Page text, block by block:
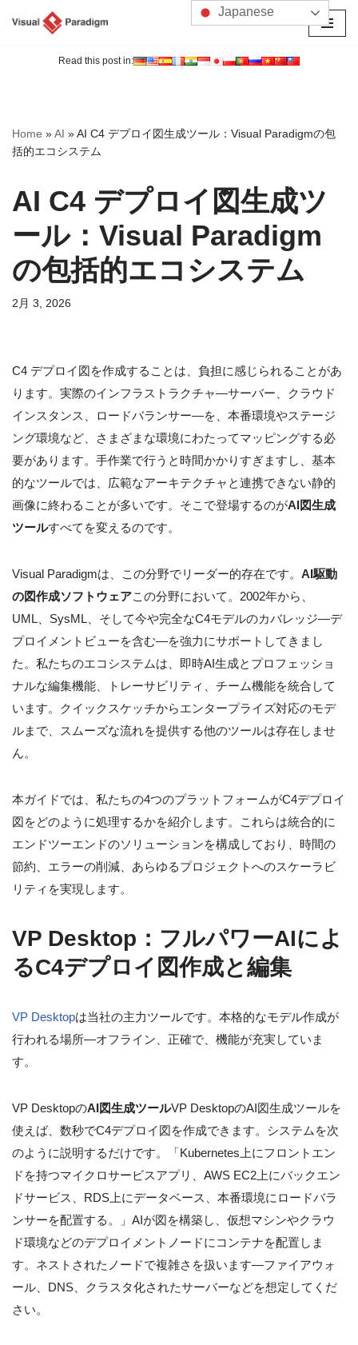
へ
ス
ッ
プ
Read this post in:
Home »AI »AI C4 デプロイ図生成ツール：Visual Paradigmの包
括的エコシステム
AI C4 デプロイ図生成ツ
ール：Visual Paradigm
の包括的エコシステム
2月 3, 2026
C4 デプロイ図を作成することは、負担に感じられることがあ
ります。実際のインフラストラクチャ—サーバー、クラウド
インスタンス、ロードバランサー—を、本番環境やステージ
ング環境など、さまざまな環境にわたってマッピングする必
要があります。手作業で行うと時間かかりすぎますし、基本
的なツールでは、広範なアーキテクチャと連携できない静的
画像に終わることが多いです。そこで登場するのがAI図生成
ツールすべてを変えるのです。
Visual Paradigmは、この分野でリーダー的存在です。 AI駆動
の図作成ソフトウェアこの分野において。2002年から、
UML、SysML、そして今や完全なC4モデルのカバレッジ—デ
プロイメントビューを含む—を強力にサポートしてきまし
た。私たちのエコシステムは、即時AI生成とプロフェッショ
ナルな編集機能、トレーサビリティ、チーム機能を統合して
います。クイックスケッチからエンタープライズ対応のモデ
ルまで、スムーズな流れを提供する他のツールは存在しませ
ん。
本ガイドでは、私たちの4つのプラットフォームがC4デプロイ
図をどのように処理するかを紹介します。これらは統合的に
エンドツーエンドのソリューションを構成しており、時間の
節約、エラーの削減、あらゆるプロジェクトへのスケーラビ
リティを実現します。
VP Desktop：フルパワーAIによ
るC4デプロイ図作成と編集
VP Desktopは当社の主力ツールです。本格的なモデル作成が
行われる場所—オフライン、正確で、機能が充実していま
す。
VP DesktopのAI図生成ツールVP DesktopのAI図生成ツールを
使えば、数秒でC4デプロイ図を作成できます。システムを次
のように説明するだけです。「Kubernetes上にフロントエン
ドを持つマイクロサービスアプリ、AWS EC2上にバックエン
ドサービス、RDS上にデータベース、本番環境にロードバラ
ンサーを配置する。」AIが図を構築し、仮想マシンやクラウ
ド環境などのデプロイメントノードにコンテナを配置しま
す。ネストされたノードで複雑さを扱います—ファイアウォ
ール、DNS、クラスタ化されたサーバーなどを想定してくだ
さい。
Japanese